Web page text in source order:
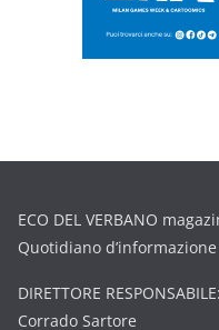
ECO DEL VERBANO
Quotidiano
DIRETTORE RESPONSABILE:
Corrado Sartore